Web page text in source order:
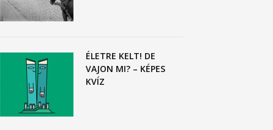
ÉLETRE KELT! DE
VAJON MI? – KÉPES
KVÍZ